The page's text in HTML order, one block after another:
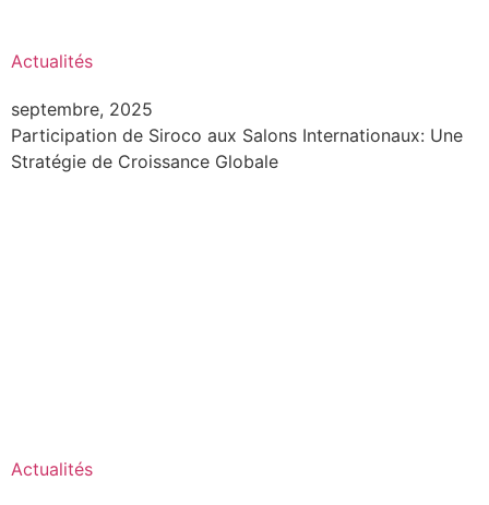
Actualités
septembre, 2025
Participation de Siroco aux Salons Internationaux: Une
Stratégie de Croissance Globale
Actualités